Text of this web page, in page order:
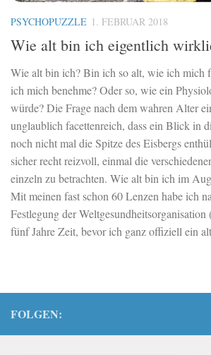
PSYCHOPUZZLE 1. FEBRUAR 2018
Wie alt bin ich eigentlich
Wie alt bin ich? Bin ich so alt, wie ich mich
ich mich benehme? Oder so, wie ein
würde? Die Frage nach dem wahren Alter
unglaublich facettenreich, dass ein Blick in
noch nicht mal die Spitze des Eisbergs
sicher recht reizvoll, einmal die
einzeln zu betrachten. Wie alt bin ich im
Mit meinen fast schon 60 Lenzen habe ich
Festlegung der
fünf Jahre Zeit, bevor ich ganz offiziell ein
FOLGEN: